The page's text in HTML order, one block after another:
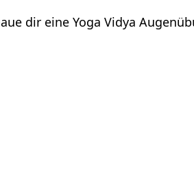
dir eine Yoga Vidya